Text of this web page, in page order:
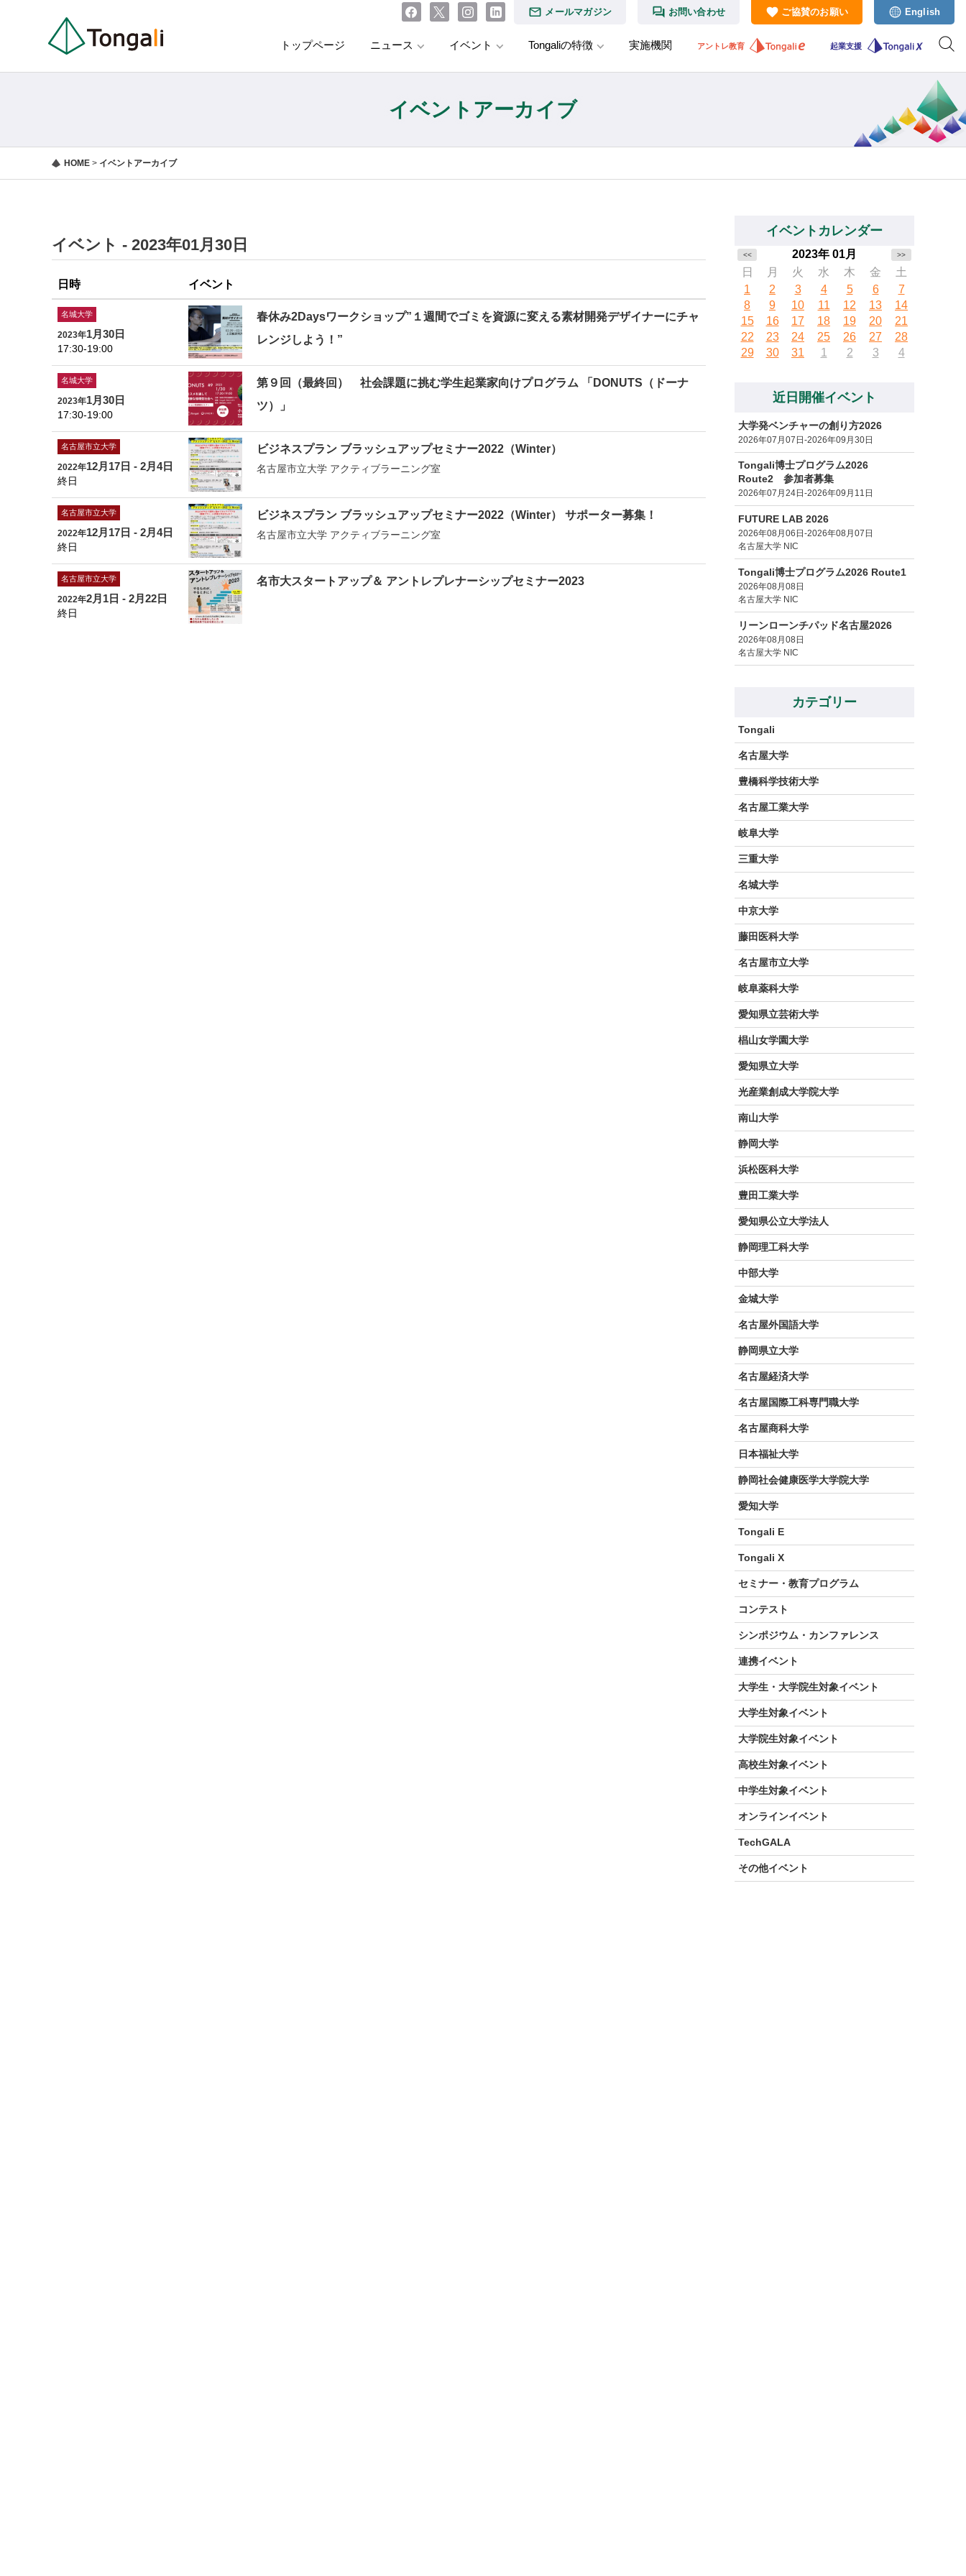
メールマガジン お問い合わせ ご協賛のお願い English
トップページ ニュース イベント Tongaliの特徴 実施機関 アントレ教育 起業支援
イベントアーカイブ
HOME > イベントアーカイブ
イベント - 2023年01月30日
日時 イベント
名城大学
2023年1月30日
17:30-19:00
春休み2Daysワークショップ”１週間でゴミを資源に変える素材開発デザイナーにチャ
レンジしよう！”
名城大学
2023年1月30日
17:30-19:00
第９回（最終回） 社会課題に挑む学生起業家向けプログラム 「DONUTS（ドーナ
ツ）」
名古屋市立大学
2022年12月17日 - 2月4日
終日
ビジネスプラン ブラッシュアップセミナー2022（Winter）
名古屋市立大学 アクティブラーニング室
名古屋市立大学
2022年12月17日 - 2月4日
終日
ビジネスプラン ブラッシュアップセミナー2022（Winter） サポーター募集！
名古屋市立大学 アクティブラーニング室
名古屋市立大学
2022年2月1日 - 2月22日
終日
名市大スタートアップ＆ アントレプレナーシップセミナー2023
イベントカレンダー
<< 2023年 01月 >>
日 月 火 水 木 金
土
1
2 3 4 5 6
7
8
9 10 11 12 13
14
15
16 17 18 19 20
21
22
23 24 25 26 27
28
29
30 31 1 2 3 4
近日開催イベント
大学発ベンチャーの創り方2026
2026年07月07日-2026年09月30日
Tongali博士プログラム2026
Route2 参加者募集
2026年07月24日-2026年09月11日
FUTURE LAB 2026
2026年08月06日-2026年08月07日
名古屋大学 NIC
Tongali博士プログラム2026 Route1
2026年08月08日
名古屋大学 NIC
リーンローンチパッド名古屋2026
2026年08月08日
名古屋大学 NIC
カテゴリー
Tongali
名古屋大学
豊橋科学技術大学
名古屋工業大学
岐阜大学
三重大学
名城大学
中京大学
藤田医科大学
名古屋市立大学
岐阜薬科大学
愛知県立芸術大学
椙山女学園大学
愛知県立大学
光産業創成大学院大学
南山大学
静岡大学
浜松医科大学
豊田工業大学
愛知県公立大学法人
静岡理工科大学
中部大学
金城大学
名古屋外国語大学
静岡県立大学
名古屋経済大学
名古屋国際工科専門職大学
名古屋商科大学
日本福祉大学
静岡社会健康医学大学院大学
愛知大学
Tongali E
Tongali X
セミナー・教育プログラム
コンテスト
シンポジウム・カンファレンス
連携イベント
大学生・大学院生対象イベント
大学生対象イベント
大学院生対象イベント
高校生対象イベント
中学生対象イベント
オンラインイベント
TechGALA
その他イベント